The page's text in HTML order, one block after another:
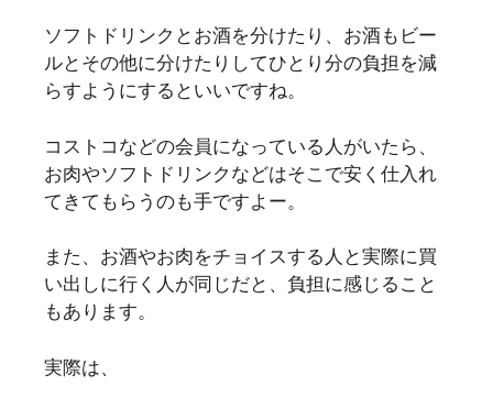
ソフトドリンクとお酒を分けたり、お酒もビー
ルとその他に分けたりしてひとり分の負担を減
らすようにするといいですね。
コストコなどの会員になっている人がいたら、
お肉やソフトドリンクなどはそこで安く仕入れ
てきてもらうのも手ですよー。
また、お酒やお肉をチョイスする人と実際に買
い出しに行く人が同じだと、負担に感じること
もあります。
実際は、